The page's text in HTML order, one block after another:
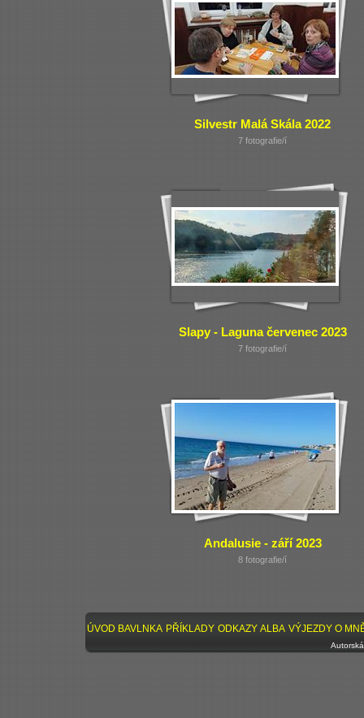
Silvestr Malá Skála 2022
7 fotografie/í
Slapy - Laguna červenec 2023
7 fotografie/í
Andalusie - září 2023
8 fotografie/í
ÚVOD BAVLNKA PŘÍKLADY ODKAZY ALBA VÝJEZDY O